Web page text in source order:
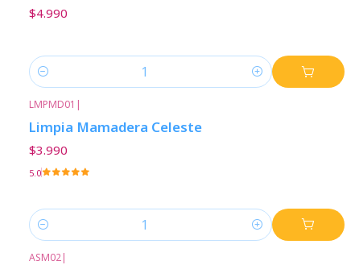
$4.990
Cantidad
LMPMD01 |
Limpia Mamadera Celeste
$3.990
5.0
Cantidad
ASM02|